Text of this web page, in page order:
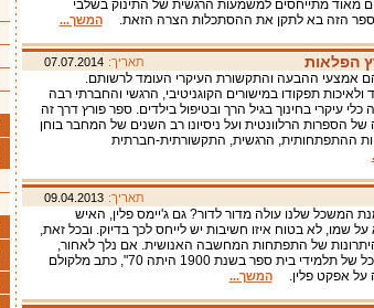
מאוד מתייחסים למשמעות הרגשית של התינוק בשלבי
הזה בא לתקן את ההסתכלות הצרה הזאת.המשך...
הפלאות תאריך: 07.07.2014
אמצעי ההבעה והתקשורת העיקרי העומד לרשותם.
תפקודו במישורים הקוגניטיבי, הרגשי והחברתי רבה
עיקרי בחינוך בגיל הרך ובטיפול בילדים. ספר פורץ דרך זה
הספרות הרלוונטית ועל ניסיונו רב השנים של המחבר בוחן
ההתפתחותית, הרגשית, התקשורתית-חברתית
תאריך: 09.04.2013
המשכל שלנו עולה מדור לדור? גם ג'יימס פלין, האיש
שמו, לא בטוח איזו חשיבות יש לייחס לכך בדיוק. ובכל זאת,
של התפתחות המחשבה האנושית. אם נלך לאחור,
לפי אפקט פלין, מנת המשכל של תלמידי בית ספר בשנת 1900 היתה 70", כתב מלקולם
על אפקט פלין.המשך...